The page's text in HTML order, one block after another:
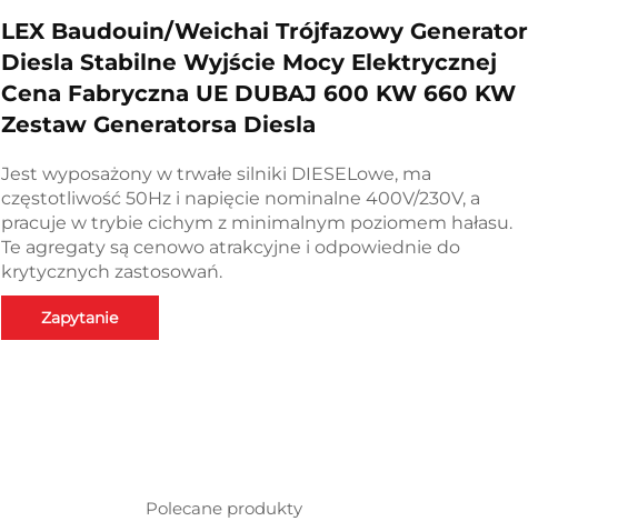
LEX Baudouin/Weichai Trójfazowy Generator
Diesla Stabilne Wyjście Mocy Elektrycznej
Cena Fabryczna UE DUBAJ 600 KW 660 KW
Zestaw Generatorsa Diesla
Jest wyposażony w trwałe silniki DIESELowe, ma
częstotliwość 50Hz i napięcie nominalne 400V/230V, a
pracuje w trybie cichym z minimalnym poziomem hałasu.
Te agregaty są cenowo atrakcyjne i odpowiednie do
krytycznych zastosowań.
Zapytanie
Polecane produkty